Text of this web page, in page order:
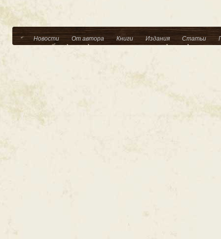
Новости От автора Книги Издания Статьи